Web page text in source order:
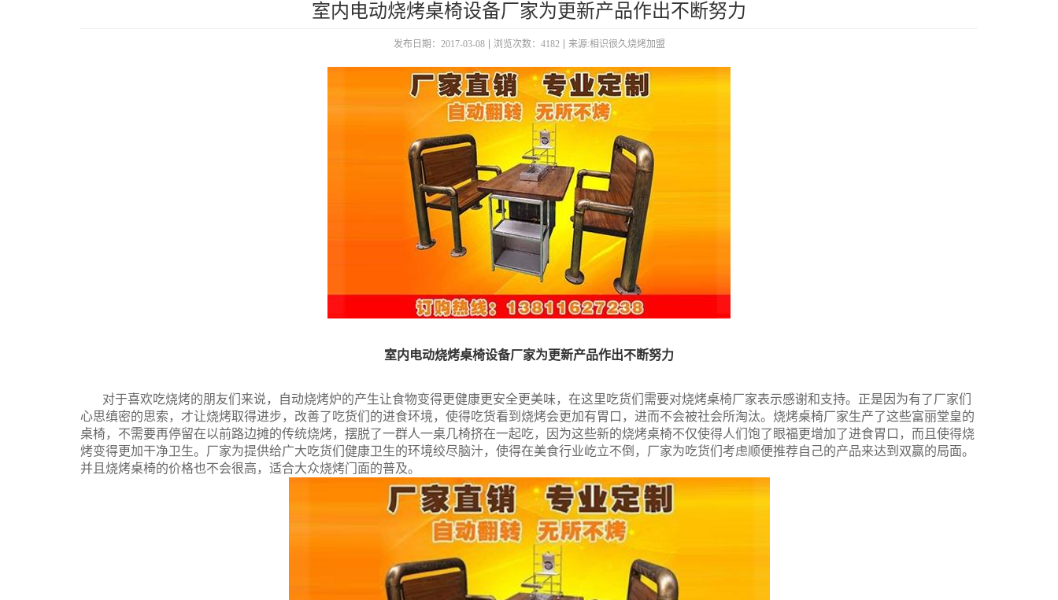
室内电动烧烤桌椅设备厂家为更新产品作出不断努力
发布日期：2017-03-08 浏览次数：4182 来源:相识很久烧烤加盟
室内电动烧烤桌椅设备厂家为更新产品作出不断努力
对于喜欢吃烧烤的朋友们来说，自动烧烤炉的产生让食物变得更健康更安全更美味，在这里吃货们需要对烧烤桌椅厂家表示感谢和支持。正是因为有了厂家们
心思缜密的思索，才让烧烤取得进步，改善了吃货们的进食环境，使得吃货看到烧烤会更加有胃口，进而不会被社会所淘汰。 烧烤桌椅厂家生产了这些富丽堂皇的
桌椅，不需要再停留在以前路边摊的传统烧烤，摆脱了一群人一桌几椅挤在一起吃，因为这些新的烧烤桌椅不仅使得人们饱了眼福更增加了进食胃口，而且使得烧
烤变得更加干净卫生。厂家为提供给广大吃货们健康卫生的环境绞尽脑汁，使得在美食行业屹立不倒，厂家为吃货们考虑顺便推荐自己的产品来达到双赢的局面。
并且烧烤桌椅的价格也不会很高，适合大众烧烤门面的普及。